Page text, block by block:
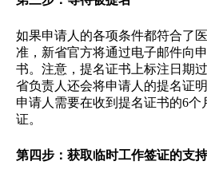
如果申请人的各项条件都符合了
准，新省官方将通过电子邮件向
书。注意，提名证书上标注日期
省负责人还会将申请人的提名证明
申请人需要在收到提名证书的6个
证。
第四步：获取临时工作签证的支